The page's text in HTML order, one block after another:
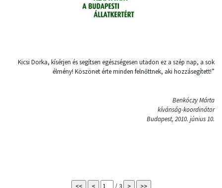
Kicsi Dorka, kísérjen és segítsen egészségesen utadon ez a szép nap, a sok
élmény! Köszönet érte minden felnőttnek, aki hozzásegített!”
Benkóczy Márta
kívánság-koordinátor
Budapest, 2010. június 10.
/ 3